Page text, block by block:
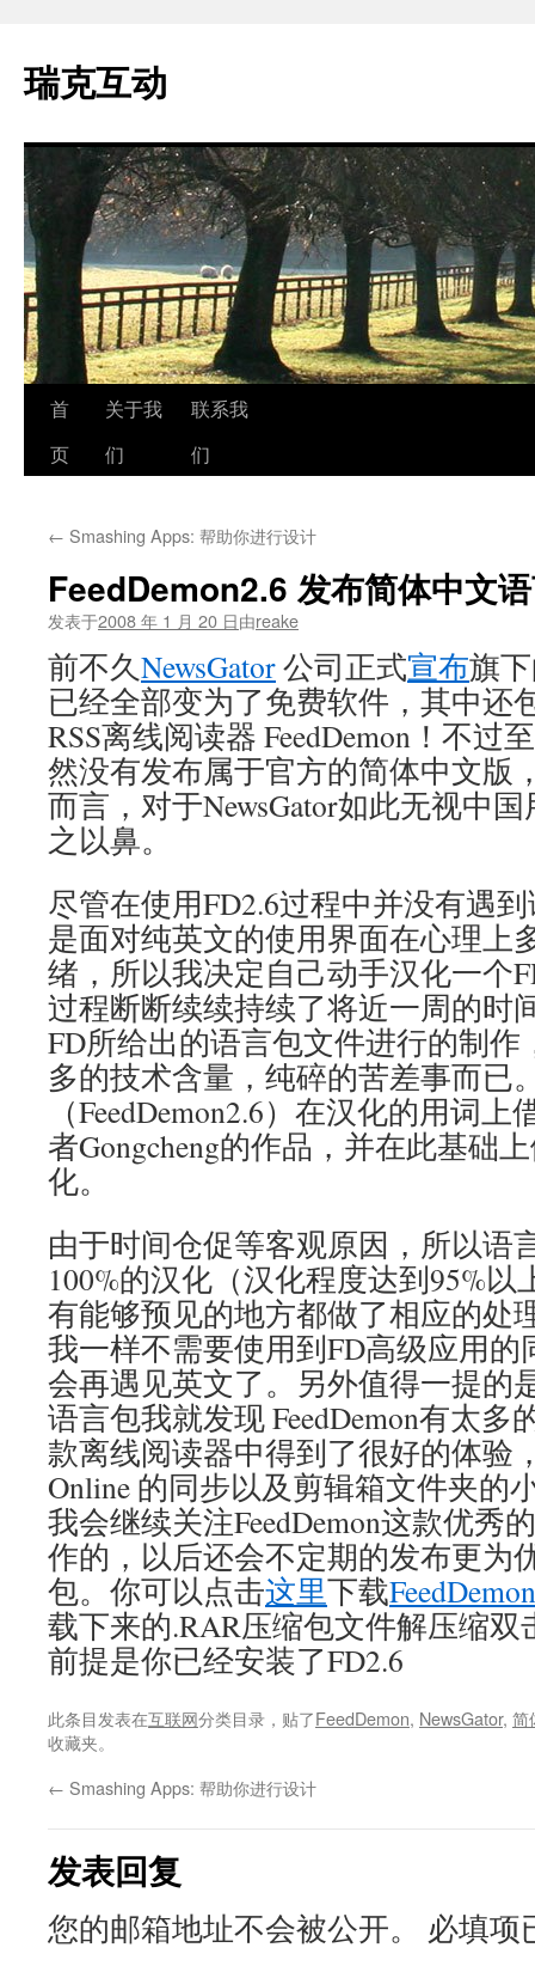
瑞克互动
跳
至
文
首
页
关于我
们
联系我
们
← Smashing Apps: 帮助你进行设计
FeedDemon2.6 发布简体中文
发表于2008 年 1 月 20 日由reake
前不久NewsGator公司正式宣布旗
已经全部变为了免费软件，其中还
RSS离线阅读器 FeedDemon！不过
然没有发布属于官方的简体中文版
而言，对于NewsGator如此无视中
之以鼻。
尽管在使用FD2.6过程中并没有遇
是面对纯英文的使用界面在心理上
绪，所以我决定自己动手汉化一个
过程断断续续持续了将近一周的时
FD所给出的语言包文件进行的制
多的技术含量，纯碎的苦差事而已
（FeedDemon2.6）在汉化的用词
者Gongcheng的作品，并在此基础
化。
由于时间仓促等客观原因，所以语
100%的汉化（汉化程度达到95%
有能够预见的地方都做了相应的处
我一样不需要使用到FD高级应用
会再遇见英文了。另外值得一提的
语言包我就发现 FeedDemon有太
款离线阅读器中得到了很好的体验
Online 的同步以及剪辑箱文件夹的
我会继续关注FeedDemon这款优秀
作的，以后还会不定期的发布更为
包。你可以点击这里下载
载下来的.RAR压缩包文件解压缩
前提是你已经安装了FD2.6
此条目发表在互联网分类目录，贴了FeedDemon, NewsGator, 简
收藏夹。
← Smashing Apps: 帮助你进行设计
发表回复
您的邮箱地址不会被公开。 必填项